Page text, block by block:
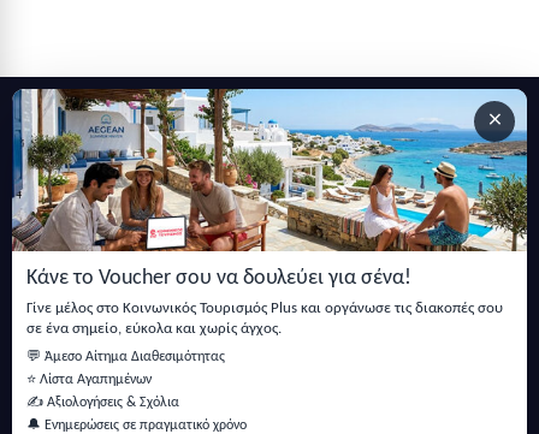
×
Κάνε το Voucher σου να δουλεύει για σένα!
Γίνε μέλος στο Κοινωνικός Τουρισμός Plus και οργάνωσε τις διακοπές σου
σε ένα σημείο, εύκολα και χωρίς άγχος.
💬 Άμεσο Αίτημα Διαθεσιμότητας
⭐ Λίστα Αγαπημένων
✍️ Αξιολογήσεις & Σχόλια
🔔 Ενημερώσεις σε πραγματικό χρόνο
Εγγραφείτε στο newsletter μας
Μείνετε ενημερωμένοι με τις τελευταίες ειδήσεις, ανακοινώσεις
και άρθρα.